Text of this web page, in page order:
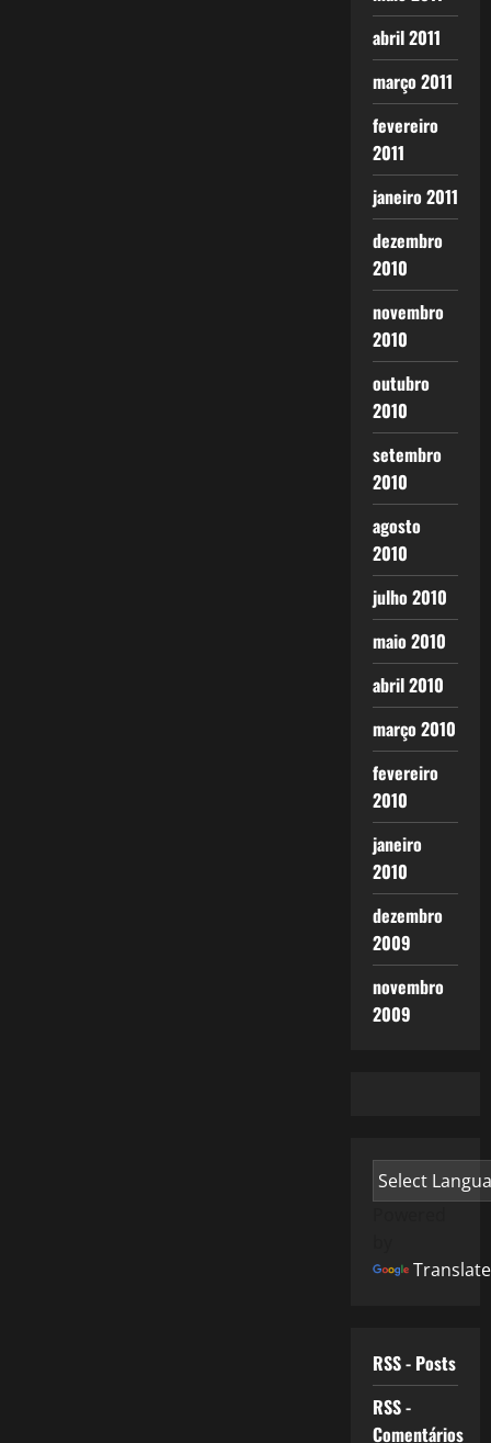
abril 2011
março 2011
fevereiro
2011
janeiro 2011
dezembro
2010
novembro
2010
outubro
2010
setembro
2010
agosto
2010
julho 2010
maio 2010
abril 2010
março 2010
fevereiro
2010
janeiro
2010
dezembro
2009
novembro
2009
Translate
RSS - Posts
RSS -
Comentários